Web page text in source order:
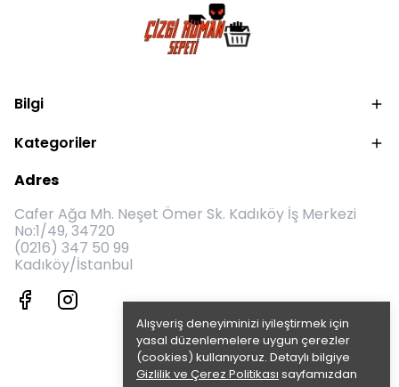
Alışveriş deneyiminizi iyileştirmek için
yasal düzenlemelere uygun çerezler
(cookies) kullanıyoruz. Detaylı bilgiye
Gizlilik ve Çerez Politikası sayfamızdan
Bilgi
Kategoriler
Adres
Cafer Ağa Mh. Neşet Ömer Sk. Kadıköy İş Merkezi
No:1/49, 34720
(0216) 347 50 99
Kadıköy/İstanbul